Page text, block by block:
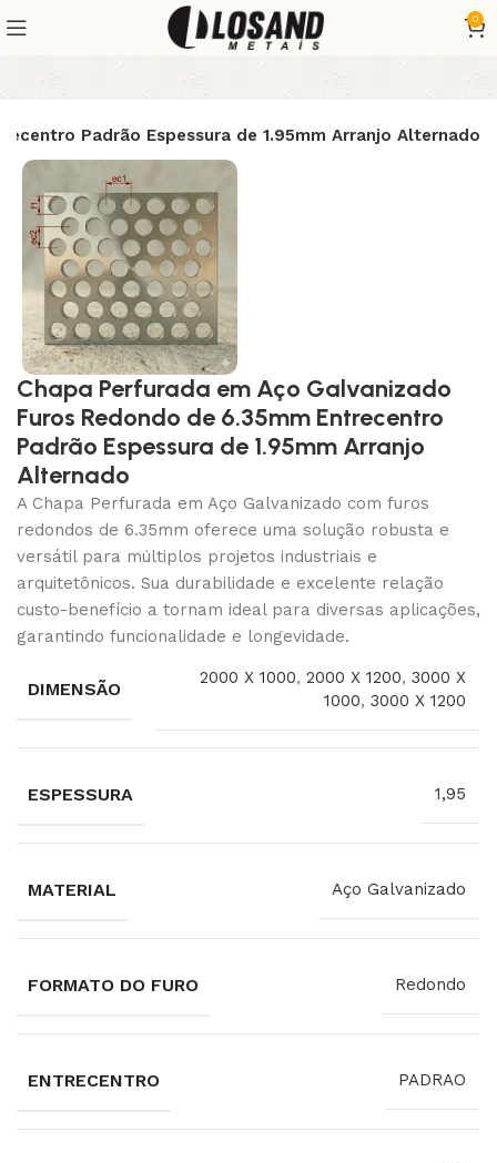
0
Padrão Espessura de 1.95mm Arranjo Alternado
Chapa Perfurada em Aço Galvanizado
Furos Redondo de 6.35mm Entrecentro
Padrão Espessura de 1.95mm Arranjo
Alternado
A Chapa Perfurada em Aço Galvanizado com furos
redondos de 6.35mm oferece uma solução robusta e
versátil para múltiplos projetos industriais e
arquitetônicos. Sua durabilidade e excelente relação
custo-benefício a tornam ideal para diversas aplicações,
garantindo funcionalidade e longevidade.
DIMENSÃO
2000 X 1000,2000 X 1200,3000 X
1000,3000 X 1200
ESPESSURA 1,95
MATERIAL Aço Galvanizado
FORMATO DO FURO Redondo
ENTRECENTRO PADRAO